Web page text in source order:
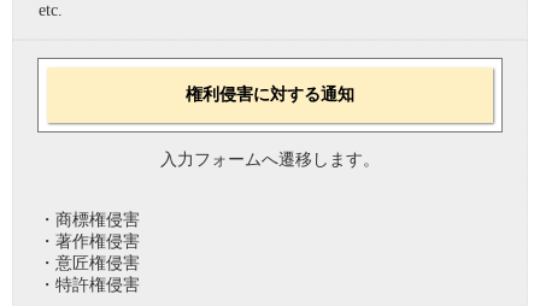
etc.
権利侵害に対する通知
入力フォームへ遷移します。
・商標権侵害
・著作権侵害
・意匠権侵害
・特許権侵害